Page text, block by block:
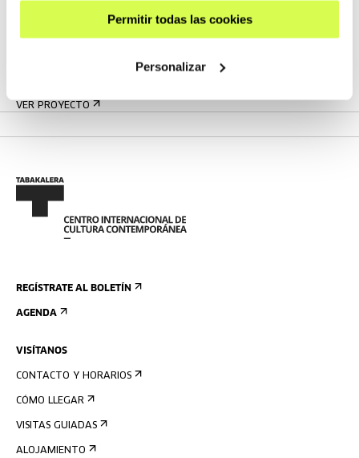
Permitir todas las cookies
Personalizar
sobre el cruce de caminos entre las emociones, el relato
VER PROYECTO
REGÍSTRATE AL BOLETÍN
AGENDA
VISÍTANOS
CONTACTO Y HORARIOS
CÓMO LLEGAR
VISITAS GUIADAS
ALOJAMIENTO